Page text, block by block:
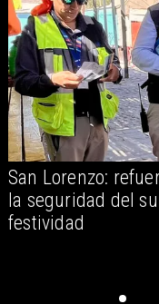
San Lorenzo:
la seguridad del
festividad